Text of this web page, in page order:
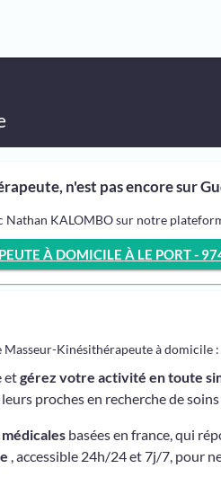
n'est pas encore sur
Nathan KALOMBO sur notre
À DOMICILE À LE PORT -
Kinésithérapeute à domicile :
etgérez votre activité en toute
proches en recherche de
basées en france, qui
, accessible 24h/24 et 7j/7, pour